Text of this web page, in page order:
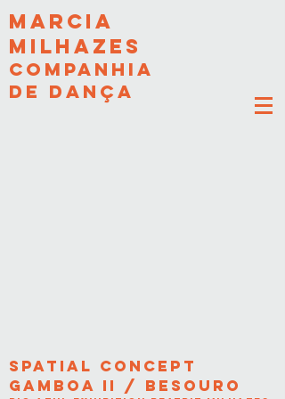
MARCIA
MILHAZES
COMPANHIA
DE DANÇA
spatial concep t
GAMBOA ii / BESOURO